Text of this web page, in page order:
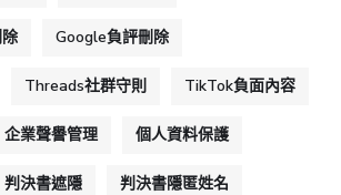
Google負評刪除
Threads社群守則 TikTok負面內容
企業聲譽管理 個人資料保護
判決書遮隱 判決書隱匿姓名